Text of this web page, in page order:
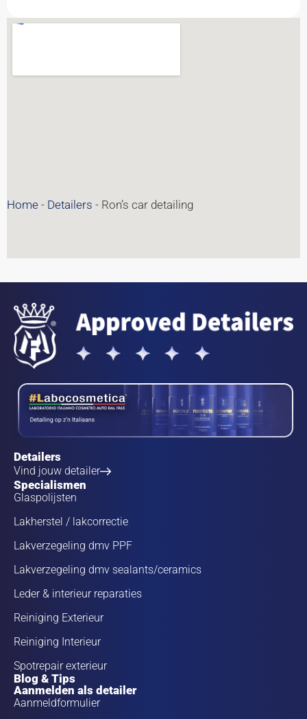
Home - Detailers - Ron’s car detailing
Detailers
Vind jouw detailer
Specialismen
Glaspolijsten
Lakherstel / lakcorrectie
Lakverzegeling dmv PPF
Lakverzegeling dmv sealants/ceramics
Leder & interieur reparaties
Reiniging Exterieur
Reiniging Interieur
Spotrepair exterieur
Blog & Tips
Aanmelden als detailer
Aanmeldformulier